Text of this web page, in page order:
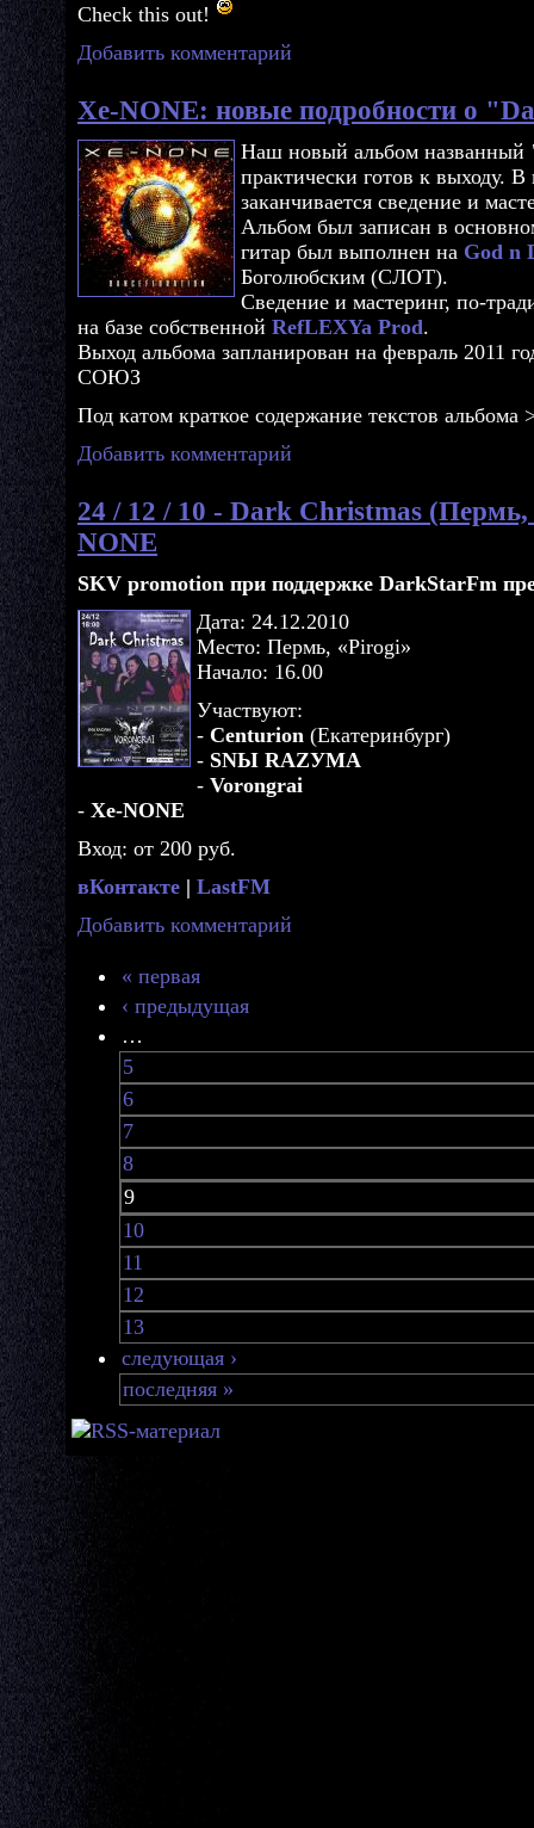
Check this out!
Добавить комментарий
Xe-NONE: новые подробности о
Наш новый альбом названный
практически готов к выходу. В
заканчивается сведение и
Альбом был записан в
гитар был выполнен на God n
Боголюбским (СЛОТ).
Сведение и мастеринг, по-
на базе собственной RefLEXYa Prod.
Выход альбома запланирован на февраль 2011
СОЮЗ
Под катом краткое содержание текстов альбома
Добавить комментарий
24 / 12 / 10 - Dark Christmas
NONE
SKV promotion при поддержке DarkStarFm
Дата: 24.12.2010
Место: Пермь, «Pirogi»
Начало: 16.00
Участвуют:
- Centurion (Екатеринбург)
- SNЫ RАZУМА
- Vorongrai
- Xe-NONE
Вход: от 200 руб.
вКонтакте | LastFM
Добавить комментарий
« первая
‹ предыдущая
…
5
6
7
8
9
10
11
12
13
следующая ›
последняя »